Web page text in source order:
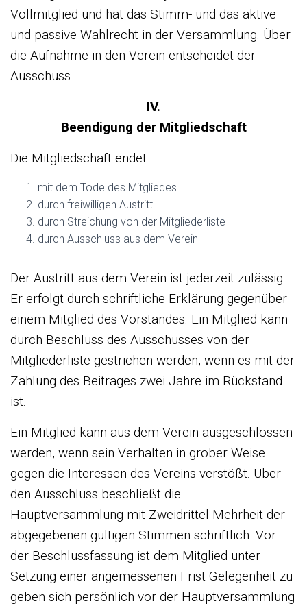
Vollmitglied und hat das Stimm- und das aktive
und passive Wahlrecht in der Versammlung. Über
die Aufnahme in den Verein entscheidet der
Ausschuss.
IV.
Beendigung der Mitgliedschaft
Die Mitgliedschaft endet
mit dem Tode des Mitgliedes
durch freiwilligen Austritt
durch Streichung von der Mitgliederliste
durch Ausschluss aus dem Verein
Der Austritt aus dem Verein ist jederzeit zulässig.
Er erfolgt durch schriftliche Erklärung gegenüber
einem Mitglied des Vorstandes. Ein Mitglied kann
durch Beschluss des Ausschusses von der
Mitgliederliste gestrichen werden, wenn es mit der
Zahlung des Beitrages zwei Jahre im Rückstand
ist.
Ein Mitglied kann aus dem Verein ausgeschlossen
werden, wenn sein Verhalten in grober Weise
gegen die Interessen des Vereins verstößt. Über
den Ausschluss beschließt die
Hauptversammlung mit Zweidrittel-Mehrheit der
abgegebenen gültigen Stimmen schriftlich. Vor
der Beschlussfassung ist dem Mitglied unter
Setzung einer angemessenen Frist Gelegenheit zu
geben sich persönlich vor der Hauptversammlung